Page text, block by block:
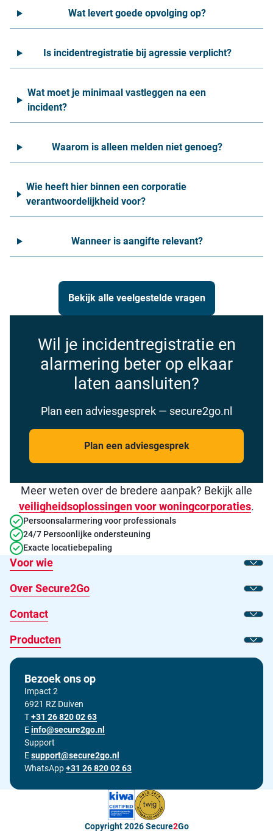
Wat levert goede opvolging op?
Is incidentregistratie bij agressie verplicht?
Wat moet je minimaal vastleggen na een
incident?
Waarom is alleen melden niet genoeg?
Wie heeft hier binnen een corporatie
verantwoordelijkheid voor?
Wanneer is aangifte relevant?
Bekijk alle veelgestelde vragen
Wil je incidentregistratie en
alarmering beter op elkaar
laten aansluiten?
Plan een adviesgesprek — secure2go.nl
Plan een adviesgesprek
Meer weten over de bredere aanpak? Bekijk alle
veiligheidsoplossingen voor woningcorporaties.
Persoonsalarmering voor professionals
24/7 Persoonlijke ondersteuning
Exacte locatiebepaling
Voor wie
Toon
Over Secure2Go
Toon
Contact
Toon
Producten
Toon
Bezoek ons op
Impact 2
6921 RZ Duiven
TBel ons op
+31 26 820 02 63
EStuur ons een e-mail op
info@secure2go.nl
Support
EStuur onze support afdeling een e-mail op
support@secure2go.nl
WhatsApp+31 26 820 02 63
Copyright 2026Secure2Go